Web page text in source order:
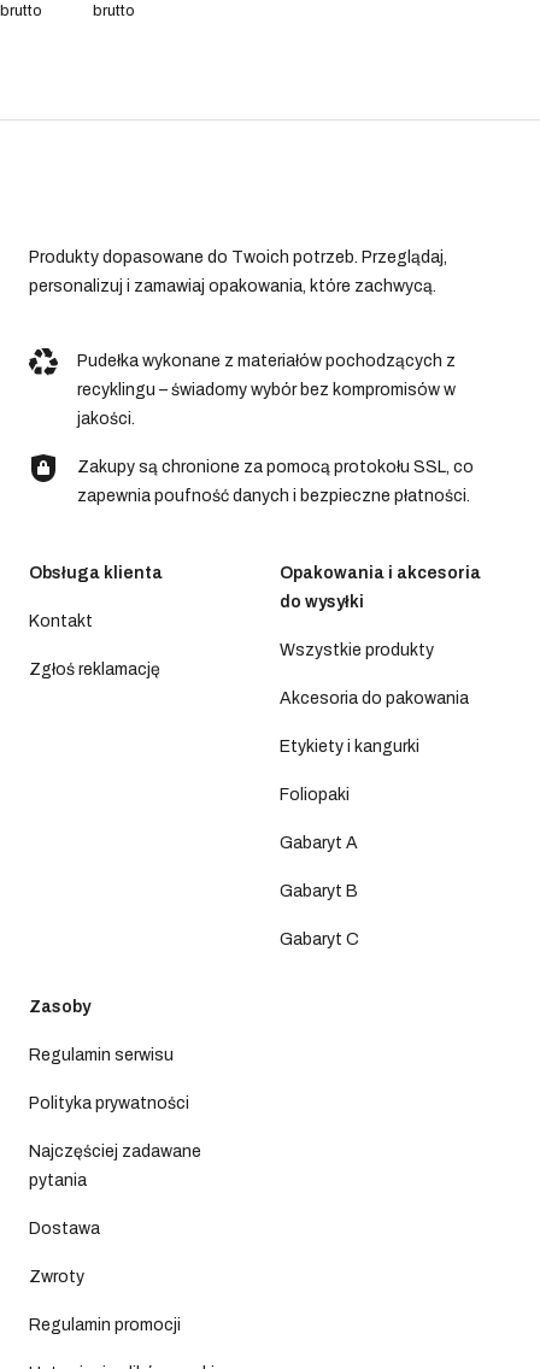
brutto
brutto
Produkty dopasowane do Twoich potrzeb. Przeglądaj,
personalizuj i zamawiaj opakowania, które zachwycą.
Pudełka wykonane z materiałów pochodzących z
recyklingu – świadomy wybór bez kompromisów w
jakości.
Zakupy są chronione za pomocą protokołu SSL, co
zapewnia poufność danych i bezpieczne płatności.
Obsługa klienta
Kontakt
Zgłoś reklamację
Opakowania i akcesoria
do wysyłki
Wszystkie produkty
Akcesoria do pakowania
Etykiety i kangurki
Foliopaki
Gabaryt A
Gabaryt B
Gabaryt C
Zasoby
Regulamin serwisu
Polityka prywatności
Najczęściej zadawane
pytania
Dostawa
Zwroty
Regulamin promocji